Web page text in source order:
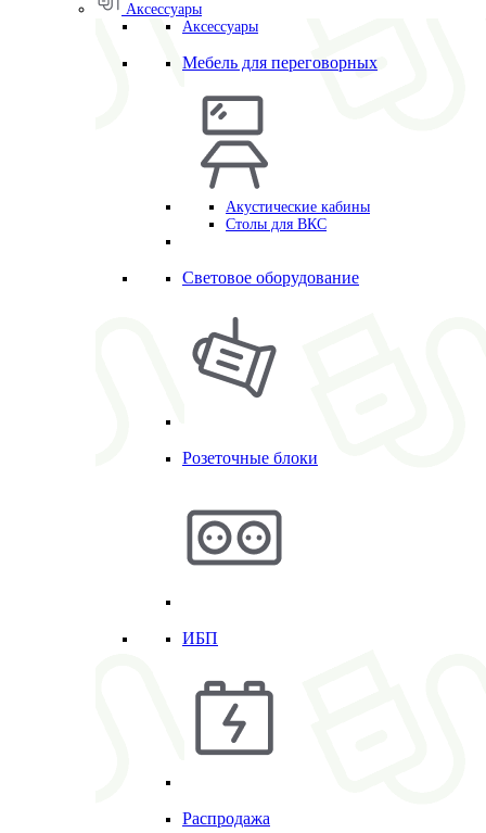
Аксессуары
Аксессуары
Мебель для переговорных
Акустические кабины
Столы для ВКС
Световое оборудование
Розеточные блоки
ИБП
Распродажа